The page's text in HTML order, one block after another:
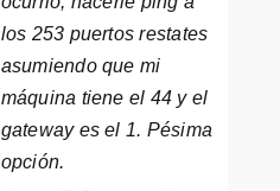
los 253 puertos restates
asumiendo que mi
máquina tiene el 44 y el
gateway es el 1. Pésima
opción.